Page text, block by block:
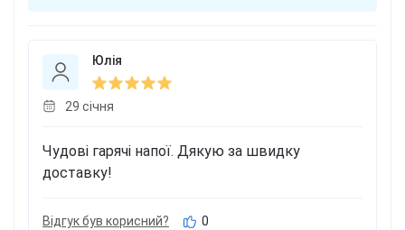
Юлія
29 cічня
Чудові гарячі напої. Дякую за швидку
доставку!
Відгук був корисний? 0